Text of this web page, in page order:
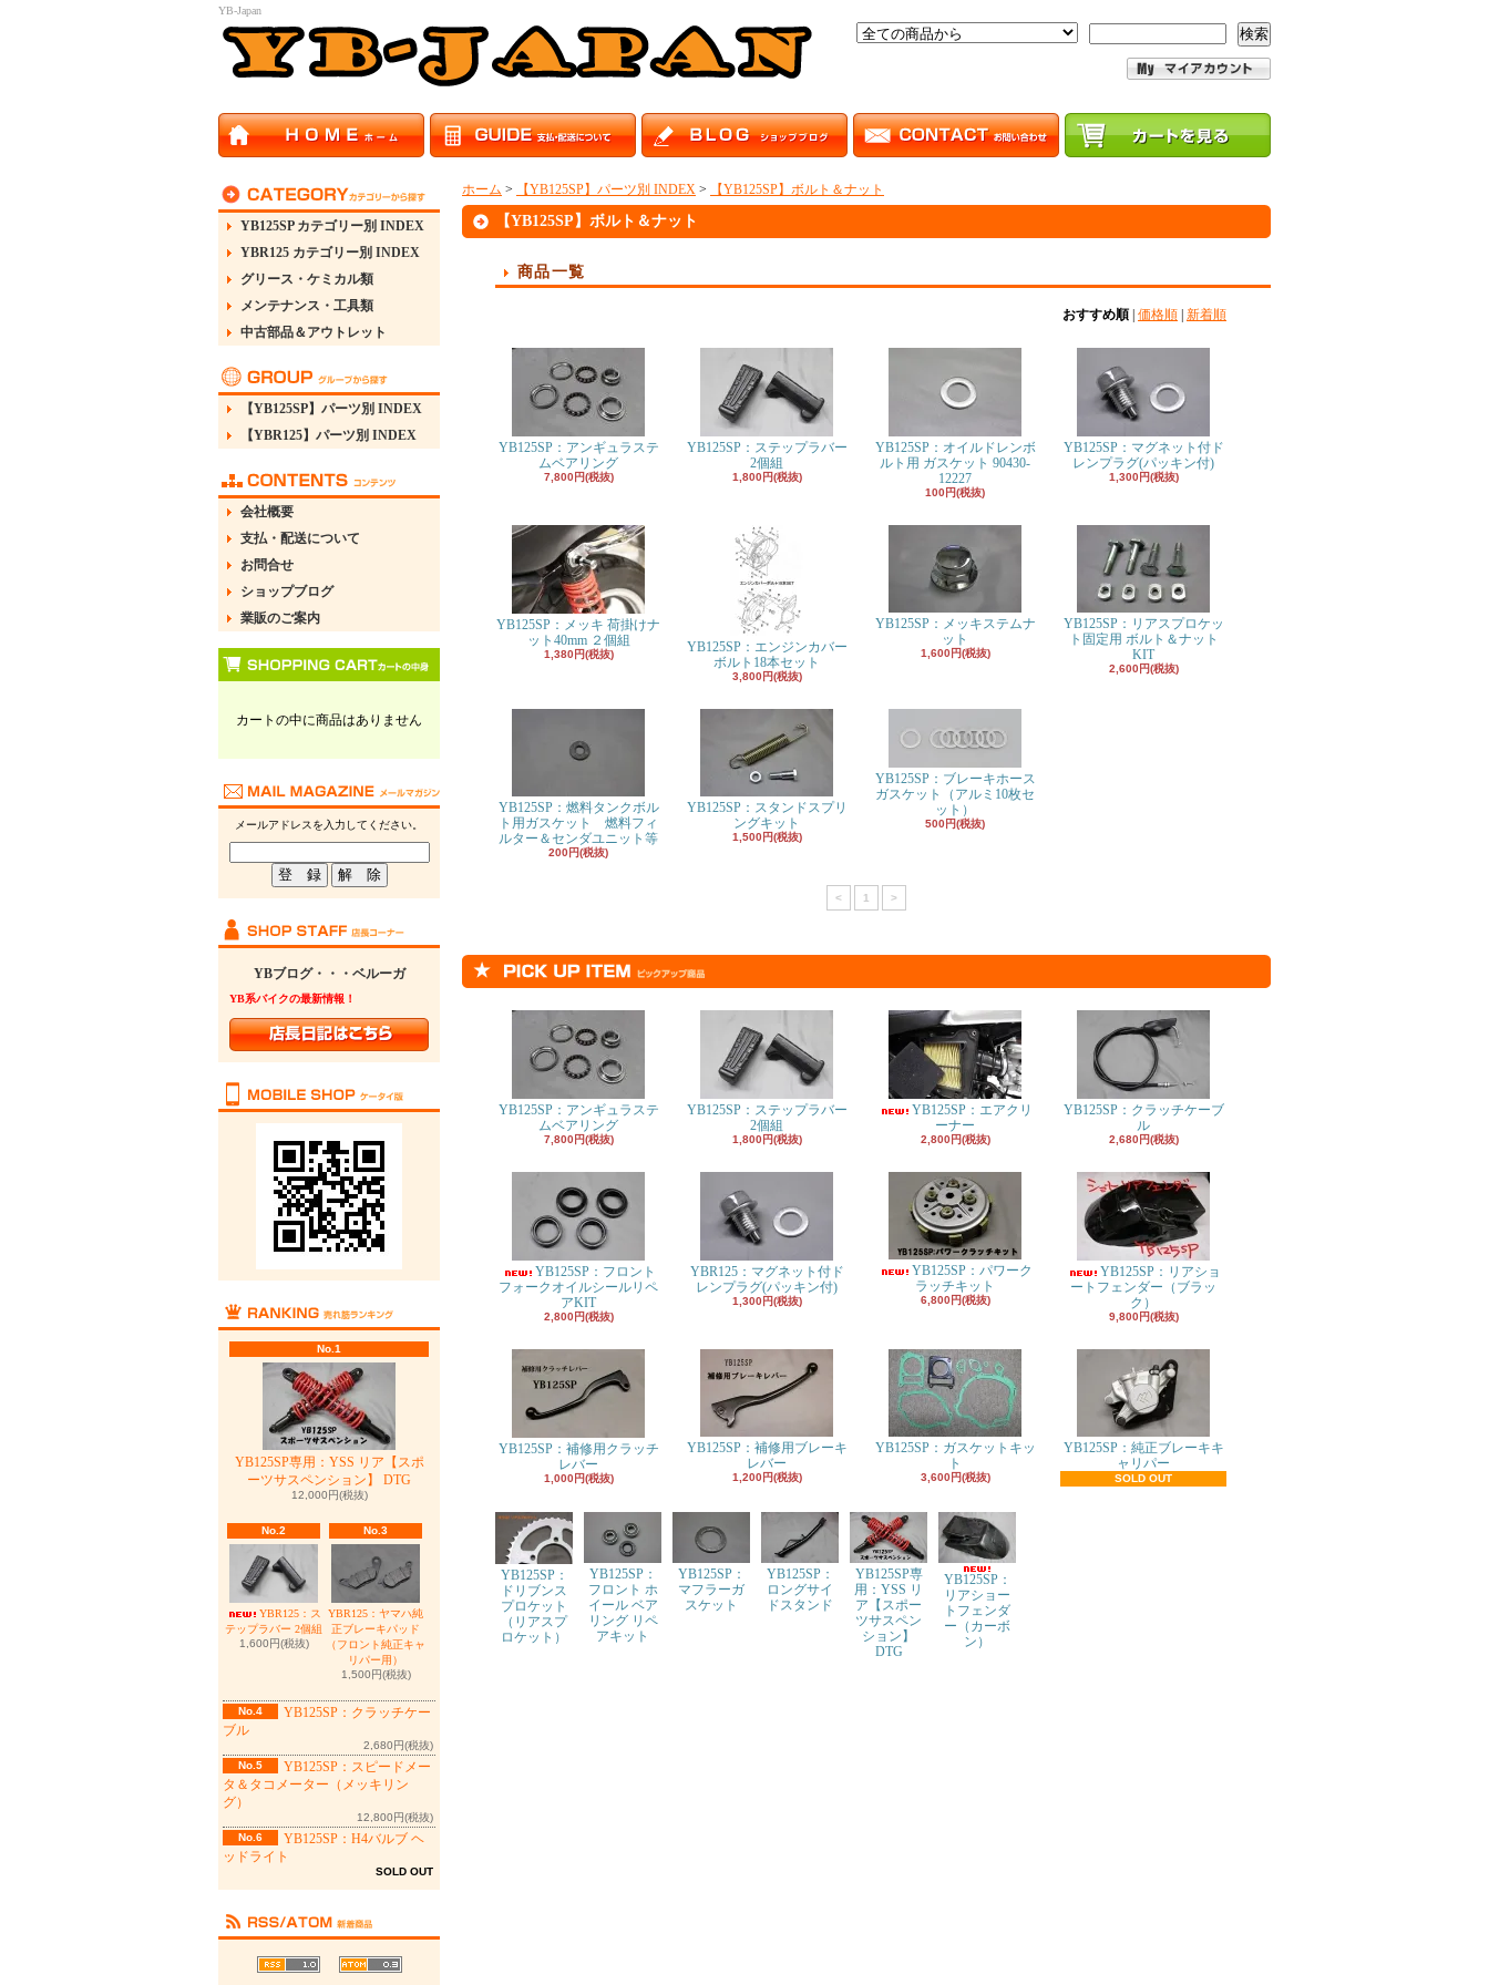
YB-Japan
検索
YB125SP カテゴリー別 INDEX
YBR125 カテゴリー別 INDEX
グリース・ケミカル類
メンテナンス・工具類
中古部品＆アウトレット
【YB125SP】パーツ別 INDEX
【YBR125】パーツ別 INDEX
会社概要
支払・配送について
お問合せ
ショップブログ
業販のご案内
カートの中に商品はありません
メールアドレスを入力してください。
YBブログ・・・ベルーガ
YB系バイクの最新情報！
No.1
YB125SP専用：YSS リア【スポ
ーツサスペンション】 DTG
12,000円(税抜)
No.2
YBR125：ス
テップラバー 2個組
1,600円(税抜)
No.3
YBR125：ヤマハ純
正ブレーキパッド
（フロント純正キャ
リパー用）
1,500円(税抜)
No.4
YB125SP：クラッチケー
ブル
2,680円(税抜)
No.5
YB125SP：スピードメー
タ＆タコメーター（メッキリン
グ）
12,800円(税抜)
No.6
YB125SP：H4バルブ ヘ
ッドライト
SOLD OUT
ホーム > 【YB125SP】パーツ別 INDEX > 【YB125SP】ボルト＆ナット
【YB125SP】ボルト＆ナット
商品一覧
おすすめ順 価格順 新着順
YB125SP：アンギュラステ
ムベアリング
7,800円(税抜)
YB125SP：ステップラバー
2個組
1,800円(税抜)
YB125SP：オイルドレンボ
ルト用 ガスケット 90430-
12227
100円(税抜)
YB125SP：マグネット付ド
レンプラグ(パッキン付)
1,300円(税抜)
YB125SP：メッキ 荷掛けナ
ット40mm ２個組
1,380円(税抜)
YB125SP：エンジンカバー
ボルト18本セット
3,800円(税抜)
YB125SP：メッキステムナ
ット
1,600円(税抜)
YB125SP：リアスプロケッ
ト固定用 ボルト＆ナット
KIT
2,600円(税抜)
YB125SP：燃料タンクボル
ト用ガスケット 燃料フィ
ルター＆センダユニット等
200円(税抜)
YB125SP：スタンドスプリ
ングキット
1,500円(税抜)
YB125SP：ブレーキホース
ガスケット（アルミ10枚セ
ット）
500円(税抜)
< 1 >
YB125SP：アンギュラステ
ムベアリング
7,800円(税抜)
YB125SP：ステップラバー
2個組
1,800円(税抜)
YB125SP：エアクリ
ーナー
2,800円(税抜)
YB125SP：クラッチケーブ
ル
2,680円(税抜)
YB125SP：フロント
フォークオイルシールリペ
アKIT
2,800円(税抜)
YBR125：マグネット付ド
レンプラグ(パッキン付)
1,300円(税抜)
YB125SP：パワーク
ラッチキット
6,800円(税抜)
YB125SP：リアショ
ートフェンダー（ブラッ
ク）
9,800円(税抜)
YB125SP：補修用クラッチ
レバー
1,000円(税抜)
YB125SP：補修用ブレーキ
レバー
1,200円(税抜)
YB125SP：ガスケットキッ
ト
3,600円(税抜)
YB125SP：純正ブレーキキ
ャリパー
SOLD OUT
YB125SP：
ドリブンス
プロケット
（リアスプ
ロケット）
YB125SP：
フロント ホ
イール ベア
リング リペ
アキット
YB125SP：
マフラーガ
スケット
YB125SP：
ロングサイ
ドスタンド
YB125SP専
用：YSS リ
ア【スポー
ツサスペン
ション】
DTG
YB125SP：
リアショー
トフェンダ
ー（カーボ
ン）